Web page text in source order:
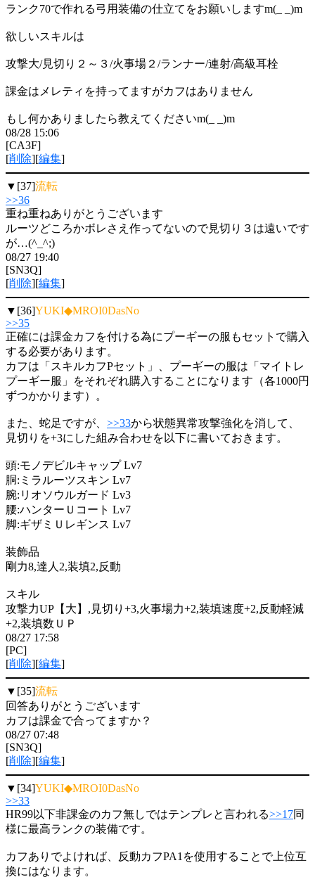
ランク70で作れる弓用装備の仕立てをお願いしますm(_ _)m
欲しいスキルは
攻撃大/見切り２～３/火事場２/ランナー/連射/高級耳栓
課金はメレティを持ってますがカフはありません
もし何かありましたら教えてくださいm(_ _)m
08/28 15:06
[CA3F]
[削除][編集]
▼[37]流転
>>36
重ね重ねありがとうございます
ルーツどころかボレさえ作ってないので見切り３は遠いです
が…(^_^;)
08/27 19:40
[SN3Q]
[削除][編集]
▼[36]YUKI◆MROI0DasNo
>>35
正確には課金カフを付ける為にプーギーの服もセットで購入
する必要があります。
カフは「スキルカフPセット」、プーギーの服は「マイトレ
プーギー服」をそれぞれ購入することになります（各1000円
ずつかかります）。
また、蛇足ですが、 >>33から状態異常攻撃強化を消して、
見切りを+3にした組み合わせを以下に書いておきます。
頭:モノデビルキャップ Lv7
胴:ミラルーツスキン Lv7
腕:リオソウルガード Lv3
腰:ハンターＵコート Lv7
脚:ギザミＵレギンス Lv7
装飾品
剛力8,達人2,装填2,反動
スキル
攻撃力UP【大】,見切り+3,火事場力+2,装填速度+2,反動軽減
+2,装填数ＵＰ
08/27 17:58
[PC]
[削除][編集]
▼[35]流転
回答ありがとうございます
カフは課金で合ってますか？
08/27 07:48
[SN3Q]
[削除][編集]
▼[34]YUKI◆MROI0DasNo
>>33
HR99以下非課金のカフ無しではテンプレと言われる>>17同
様に最高ランクの装備です。
カフありでよければ、反動カフPA1を使用することで上位互
換にはなります。